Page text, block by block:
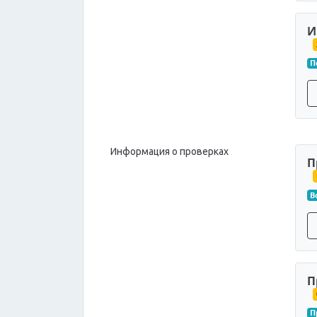
Информация о проверках